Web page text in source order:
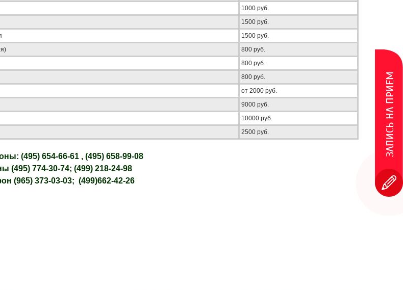
1000 руб.
1500 руб.
1500 руб.
800 руб.
800 руб.
800 руб.
от 2000 руб.
9000 руб.
10000 руб.
2500 руб.
(495) 654-66-61 , (495) 658-99-08
774-30-74; (499) 218-24-98
(965) 373-03-03; (499)662-42-26
ЗАПИСЬ НА ПРИЕМ